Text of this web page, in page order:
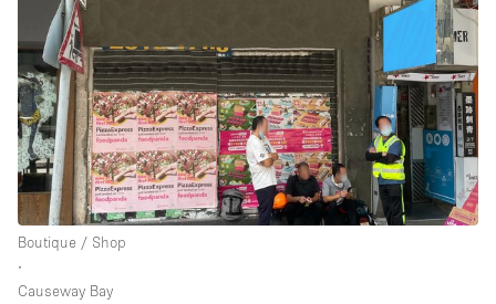
Boutique / Shop
∙
Causeway Bay